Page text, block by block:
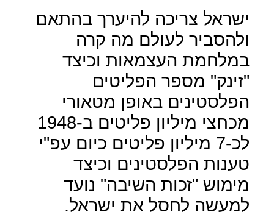
ישראל צריכה להיערך בהתאם
ולהסביר לעולם מה קרה
במלחמת העצמאות וכיצד
"זינק" מספר הפליטים
הפלסטינים באופן מטאורי
מכחצי מיליון פליטים ב-1948
לכ-7 מיליון פליטים כיום עפ"י
טענות הפלסטינים וכיצד
מימוש "זכות השיבה" נועד
למעשה לחסל את ישראל.